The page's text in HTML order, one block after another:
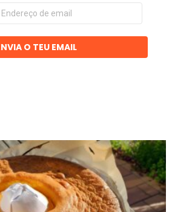
O TEU EMAIL